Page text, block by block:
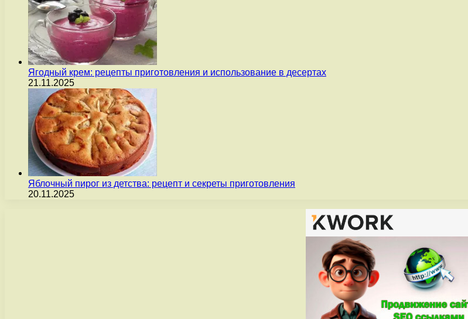
Ягодный крем: рецепты приготовления и использование в десертах
21.11.2025
Яблочный пирог из детства: рецепт и секреты приготовления
20.11.2025